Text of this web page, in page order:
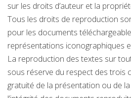
sur les droits d’auteur et la
Tous les droits de reproduction
pour les documents
représentations iconographiques
La reproduction des textes sur
sous réserve du respect des trois
gratuité de la présentation ou de